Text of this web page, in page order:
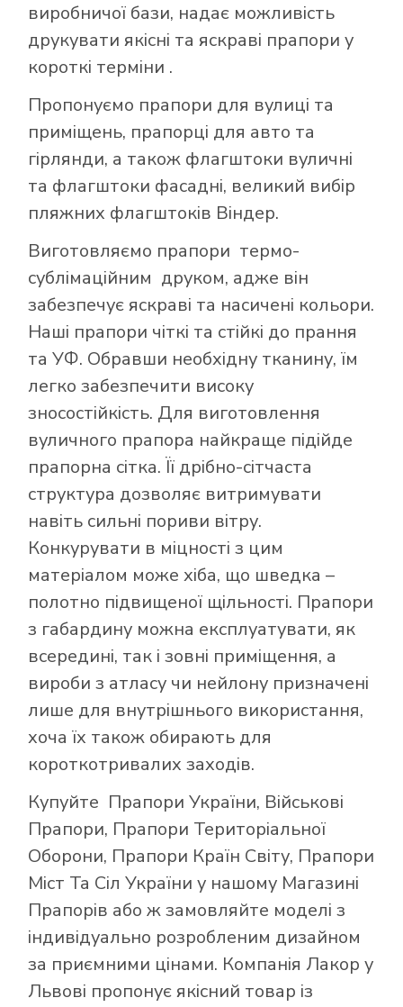
виробничої бази, надає можливість
друкувати якісні та яскраві прапори у
короткі терміни .
Пропонуємо прапори для вулиці та
приміщень, прапорці для авто та
гірлянди, а також флагштоки вуличні
та флагштоки фасадні, великий вибір
пляжних флагштоків Віндер.
Виготовляємо прапори термо-
сублімаційним друком, адже він
забезпечує яскраві та насичені кольори.
Наші прапори чіткі та стійкі до прання
та УФ. Обравши необхідну тканину, їм
легко забезпечити високу
зносостійкість. Для виготовлення
вуличного прапора найкраще підійде
прапорна сітка. Її дрібно-сітчаста
структура дозволяє витримувати
навіть сильні пориви вітру.
Конкурувати в міцності з цим
матеріалом може хіба, що шведка –
полотно підвищеної щільності. Прапори
з габардину можна експлуатувати, як
всередині, так і зовні приміщення, а
вироби з атласу чи нейлону призначені
лише для внутрішнього використання,
хоча їх також обирають для
короткотривалих заходів.
Купуйте Прапори України, Військові
Прапори, Прапори Територіальної
Оборони, Прапори Країн Світу, Прапори
Міст Та Сіл України у нашому Магазині
Прапорів або ж замовляйте моделі з
індивідуально розробленим дизайном
за приємними цінами. Компанія Лакор у
Львові пропонує якісний товар із